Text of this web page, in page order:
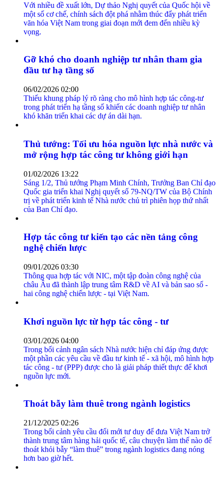
Với nhiều đề xuất lớn, Dự thảo Nghị quyết của Quốc hội về
một số cơ chế, chính sách đột phá nhằm thúc đẩy phát triển
văn hóa Việt Nam trong giai đoạn mới đem đến nhiều kỳ
vọng.
Gỡ khó cho doanh nghiệp tư nhân tham gia
đầu tư hạ tầng số
06/02/2026 02:00
Thiếu khung pháp lý rõ ràng cho mô hình hợp tác công-tư
trong phát triển hạ tầng số khiến các doanh nghiệp tư nhân
khó khăn triển khai các dự án dài hạn.
Thủ tướng: Tối ưu hóa nguồn lực nhà nước và
mở rộng hợp tác công tư không giới hạn
01/02/2026 13:22
Sáng 1/2, Thủ tướng Phạm Minh Chính, Trưởng Ban Chỉ đạo
Quốc gia triển khai Nghị quyết số 79-NQ/TW của Bộ Chính
trị về phát triển kinh tế Nhà nước chủ trì phiên họp thứ nhất
của Ban Chỉ đạo.
Hợp tác công tư kiến tạo các nền tảng công
nghệ chiến lược
09/01/2026 03:30
Thông qua hợp tác với NIC, một tập đoàn công nghệ của
châu Âu đã thành lập trung tâm R&D về AI và bản sao số -
hai công nghệ chiến lược - tại Việt Nam.
Khơi nguồn lực từ hợp tác công - tư
03/01/2026 04:00
Trong bối cảnh ngân sách Nhà nước hiện chỉ đáp ứng được
một phần các yêu cầu về đầu tư kinh tế - xã hội, mô hình hợp
tác công - tư (PPP) được cho là giải pháp thiết thực để khơi
nguồn lực mới.
Thoát bẫy làm thuê trong ngành logistics
21/12/2025 02:26
Trong bối cảnh yêu cầu đổi mới tư duy để đưa Việt Nam trở
thành trung tâm hàng hải quốc tế, câu chuyện làm thế nào để
thoát khỏi bẫy “làm thuê” trong ngành logistics đang nóng
hơn bao giờ hết.